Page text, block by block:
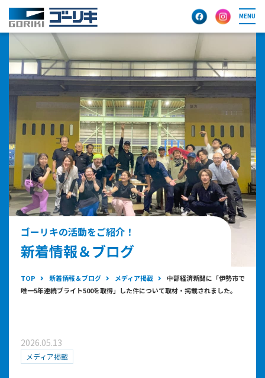
MENU
ゴーリキの活動をご紹介！
新着情報＆ブログ
TOP 新着情報＆ブログ メディア掲載
中部経済新聞に「伊勢市で
唯一5年連続ブライト500を取得」した件について取材・掲載されました。
2026.05.13
メディア掲載